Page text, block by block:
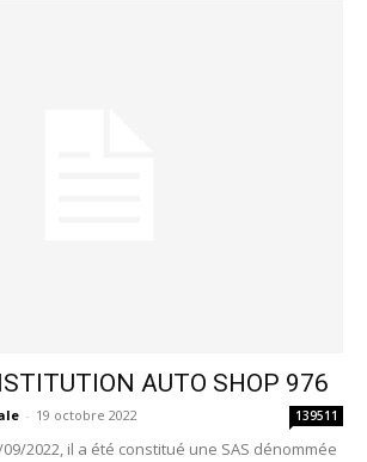
AUTO SHOP 976
- 19 octobre 2022 139511
2022, il a été constitué une SAS dénommée